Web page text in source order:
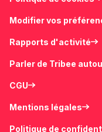
Modifier vos
Rapports d'activité
Parler de Tribee
CGU
Mentions légales
Politique de